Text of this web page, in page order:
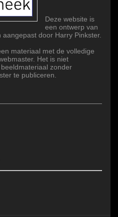
Deze website is
een ontwerp van
aangepast door Harry Pinkster.
materiaal met de volledige
Het is niet
zonder
te publiceren.